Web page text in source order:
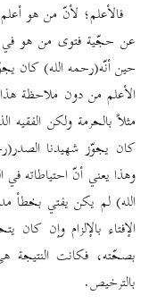
فالأعلم؛ لأنّ من هو
عن حجّية فتوى من هو في
حين أنّه(رحمه الله) كان
الأعلم من دون ملاحظة هذا
مثلاً بالحرمة ولكن الفقيه
كان يجوّز شهيدنا
وهذا يعني أنّ احتياطاته
الله) لم يكن يفتي بخطأ
الإفتاء بالإلزام وإن
بصحّته، فكانت النتيجة
بالترخيص.